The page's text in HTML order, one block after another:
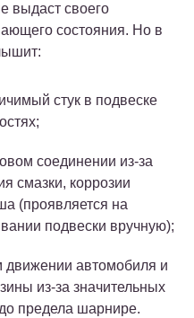
выдаст своего
состояния. Но в
стук в подвеске
соединении из-за
смазки, коррозии
(проявляется на
подвески вручную);
движении автомобиля и
из-за значительных
предела шарнире.